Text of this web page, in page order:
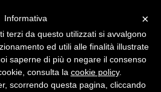
×
Informativa
terzi da questo utilizzati si avvalgono
ed utili alle finalità illustrate
saperne di più o negare il consenso
consulta la cookie policy.
scorrendo questa pagina, cliccando